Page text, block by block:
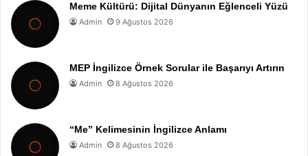
Meme Kültürü: Dijital Dünyanın Eğlenceli Yüzü
Admin 9 Ağustos 2026
MEP İngilizce Örnek Sorular ile Başarıyı Artırın
Admin 8 Ağustos 2026
“Me” Kelimesinin İngilizce Anlamı
Admin 8 Ağustos 2026